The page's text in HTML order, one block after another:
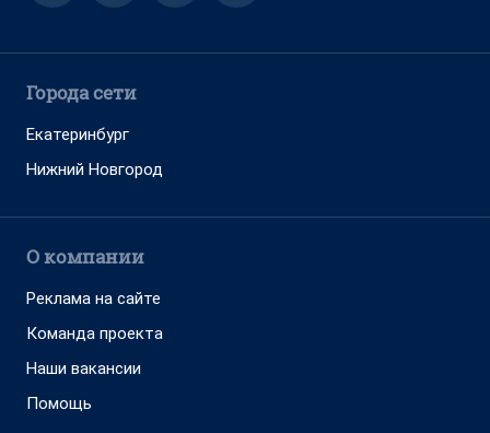
Города сети
Екатеринбург
Нижний Новгород
О компании
Реклама на сайте
Команда проекта
Наши вакансии
Помощь